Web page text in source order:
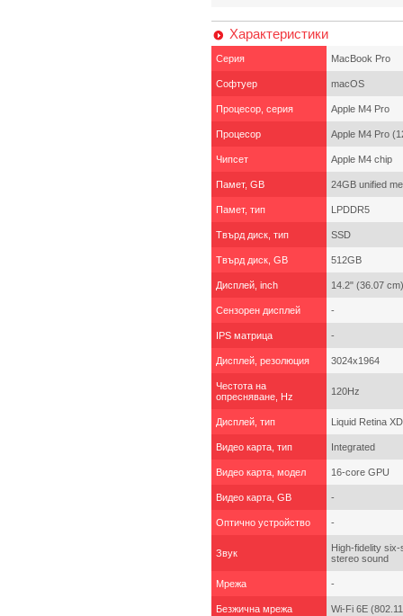
Характеристики
Серия MacBook Pro
Софтуер macOS
Процесор, серия Apple M4 Pro
Процесор Apple M4 Pro
Чипсет Apple M4 chip
Памет, GB 24GB unified
Памет, тип LPDDR5
Твърд диск, тип SSD
Твърд диск, GB 512GB
Дисплей, inch 14.2" (36.07 cm)
Сензорен дисплей -
IPS матрица -
Дисплей, резолюция 3024x1964
Честота на
опресняване, Hz
120Hz
Дисплей, тип Liquid Retina
Видео карта, тип Integrated
Видео карта, модел 16-core GPU
Видео карта, GB -
Оптично устройство -
Звук
High-fidelity
stereo sound
Мрежа -
Безжична мрежа Wi-Fi 6E